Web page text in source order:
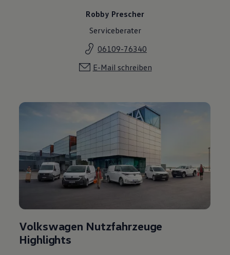
Robby Prescher
Serviceberater
06109-76340
E-Mail schreiben
Volkswagen Nutzfahrzeuge
Highlights